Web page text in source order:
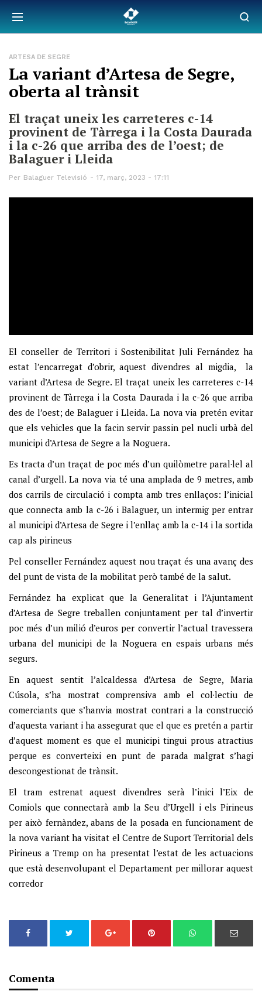
ARTESA DE SEGRE
La variant d’Artesa de Segre,
oberta al trànsit
El traçat uneix les carreteres c-14
provinent de Tàrrega i la Costa Daurada
i la c-26 que arriba des de l’oest; de
Balaguer i Lleida
Per Balaguer Televisió 17, març, 2023 - 17:11
El conseller de Territori i Sostenibilitat Juli Fernández ha
estat l’encarregat d’obrir, aquest divendres al migdia, la
variant d’Artesa de Segre. El traçat uneix les carreteres c-14
provinent de Tàrrega i la Costa Daurada i la c-26 que arriba
des de l’oest; de Balaguer i Lleida. La nova via pretén evitar
que els vehicles que la facin servir passin pel nucli urbà del
municipi d’Artesa de Segre a la Noguera.
Es tracta d’un traçat de poc més d’un quilòmetre paral·lel al
canal d’urgell. La nova via té una amplada de 9 metres, amb
dos carrils de circulació i compta amb tres enllaços: l’inicial
que connecta amb la c-26 i Balaguer, un intermig per entrar
al municipi d’Artesa de Segre i l’enllaç amb la c-14 i la sortida
cap als pirineus
Pel conseller Fernández aquest nou traçat és una avanç des
del punt de vista de la mobilitat però també de la salut.
Fernández ha explicat que la Generalitat i l’Ajuntament
d’Artesa de Segre treballen conjuntament per tal d’invertir
poc més d’un milió d’euros per convertir l’actual travessera
urbana del municipi de la Noguera en espais urbans més
segurs.
En aquest sentit l’alcaldessa d’Artesa de Segre, Maria
Cúsola, s’ha mostrat comprensiva amb el col·lectiu de
comerciants que s’hanvia mostrat contrari a la construcció
d’aquesta variant i ha assegurat que el que es pretén a partir
d’aquest moment es que el municipi tingui prous atractius
perque es converteixi en punt de parada malgrat s’hagi
descongestionat de trànsit.
El tram estrenat aquest divendres serà l’inici l’Eix de
Comiols que connectarà amb la Seu d’Urgell i els Pirineus
per això fernàndez, abans de la posada en funcionament de
la nova variant ha visitat el Centre de Suport Territorial dels
Pirineus a Tremp on ha presentat l’estat de les actuacions
que està desenvolupant el Departament per millorar aquest
corredor
Comenta